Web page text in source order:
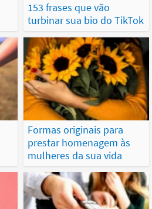
153 frases que vão
turbinar sua bio do TikTok
Formas originais para
prestar homenagem às
mulheres da sua vida